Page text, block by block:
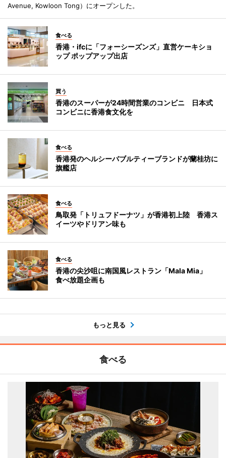
Avenue, Kowloon Tong）にオープンした。
食べる
香港・ifcに「フォーシーズンズ」直営ケーキショ
ップ ポップアップ出店
買う
香港のスーパーが24時間営業のコンビニ 日本式
コンビニに香港食文化を
食べる
香港発のヘルシーバブルティーブランドが蘭桂坊に
旗艦店
食べる
鳥取発「トリュフドーナツ」が香港初上陸 香港ス
イーツやドリアン味も
食べる
香港の尖沙咀に南国風レストラン「Mala Mia」
食べ放題企画も
もっと見る
食べる